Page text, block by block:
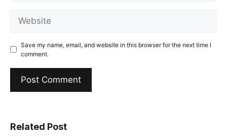
Save my name, email, and website in this browser for the next time I
comment.
Related Post